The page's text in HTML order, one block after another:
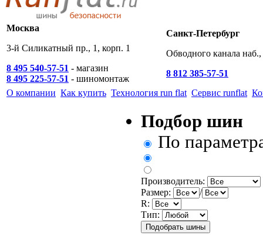
Москва
3-й Силикатный пр., 1, корп. 1
8 495 540-57-51 - магазин
8 495 225-57-51 - шиномонтаж
Санкт-Петербург
Обводного канала
8 812 385-57-51
О компании Как купить Технология run flat Сервис runflat
Подбор шин
По
Производитель:
Размер:
/
R:
Тип: